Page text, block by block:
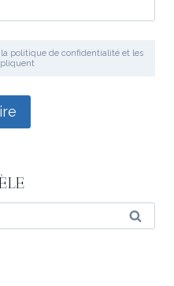
la politique de confidentialité et les